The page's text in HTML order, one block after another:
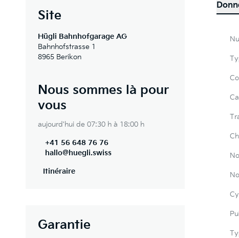
Site
Hügli Bahnhofgarage AG
Bahnhofstrasse 1
8965 Berikon
Nous sommes là pour
vous
aujourd'hui de 07:30 h à 18:00 h
+41 56 648 76 76
hallo@huegli.swiss
Itinéraire
Garantie